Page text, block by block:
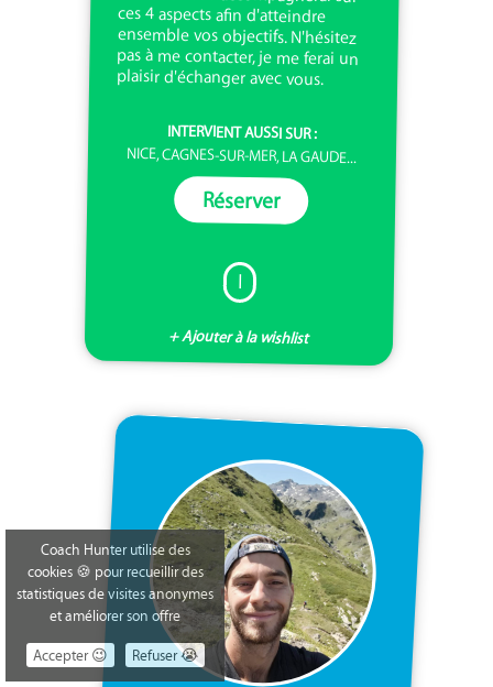
plaisir d'échanger avec vous.
INTERVIENT AUSSI SUR :
NICE, CAGNES-SUR-MER, LA GAUDE...
Réserver
I
+ Ajouter à la wishlist
Coach Hunter utilise des
cookies 🍪 pour recueillir des
statistiques de visites anonymes
et améliorer son offre
Accepter 😉
Refuser 😭